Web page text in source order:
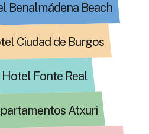
Benalmádena Beach
Ciudad de Burgos
Fonte Real
Atxuri